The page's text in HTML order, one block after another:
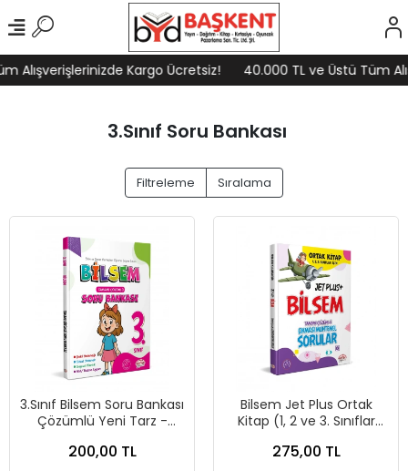
Alışverişlerinizde Kargo Ücretsiz! 40.000 TL ve Üstü Tüm
3.Sınıf Soru Bankası
Filtreleme Sıralama
3.Sınıf Bilsem Soru Bankası
Çözümlü Yeni Tarz -
200,00 TL
Bilsem Jet Plus Ortak
Kitap (1, 2 ve 3. Sınıflar
Çıkması Muhtemel
275,00 TL